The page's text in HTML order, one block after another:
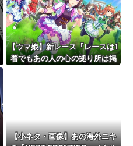
【ウマ娘】新レース『レースは1
着でもあの人の心の拠り所は掲
【小ネタ・画像】あの海外ニキ